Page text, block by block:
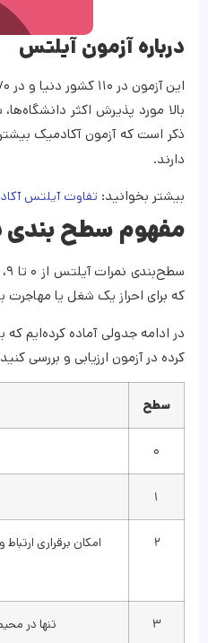
درباره آزمون آیلتس
بالا مورد پذیرش اکثر
ذکر است که آزمون آکادمیک
دارند.
بیشتر بخوانید: تفاوت آیلتس
مفهوم سطح ‌بندی
که برای احراز یک شغل یا مهاجرت باید حداقل نمره ۶٫۵ را در این آزمون کسب کنید اما آیا می‌دانید
در ادامه جدولی آماده کرده‌ایم
کرده در آزمون ارزیابی و بررسی
سطح
۰
۱
۲
امکان برقراری
۳ تنها در